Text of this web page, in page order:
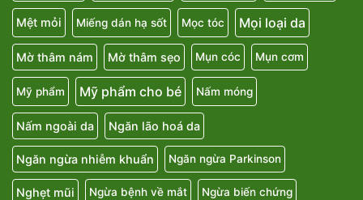
Mệt mỏi Miếng dán hạ sốt Mọc tóc Mọi loại da
Mờ thâm nám Mờ thâm sẹo Mụn cóc Mụn cơm
Mỹ phẩm Mỹ phẩm cho bé Nấm móng
Nấm ngoài da Ngăn lão hoá da
Ngăn ngừa nhiễm khuẩn Ngăn ngừa Parkinson
Nghẹt mũi Ngừa bệnh về mắt Ngừa biến chứng